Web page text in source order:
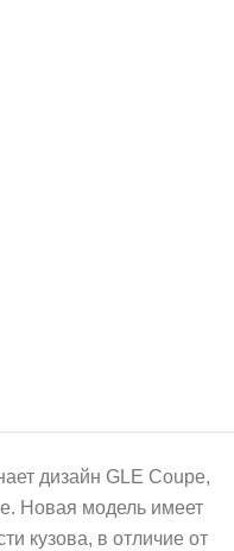
дизайн GLE Coupe,
Новая модель имеет
кузова, в отличие от